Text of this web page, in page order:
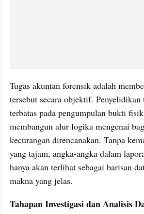
Tugas akuntan forensik adalah
tersebut secara objektif. Penyelidikan
terbatas pada pengumpulan bukti
membangun alur logika mengenai
kecurangan direncanakan. Tanpa
yang tajam, angka-angka dalam
hanya akan terlihat sebagai barisan
makna yang jelas.
Tahapan Investigasi dan Analisis